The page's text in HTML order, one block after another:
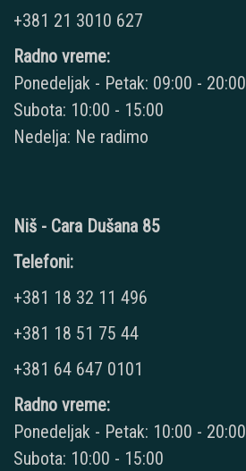
+381 21 3010 627
Radno vreme:
Ponedeljak - Petak: 09:00 - 20:00
Subota: 10:00 - 15:00
Nedelja: Ne radimo
Niš - Cara Dušana 85
Telefoni:
+381 18 32 11 496
+381 18 51 75 44
+381 64 647 0101
Radno vreme:
Ponedeljak - Petak: 10:00 - 20:00
Subota: 10:00 - 15:00